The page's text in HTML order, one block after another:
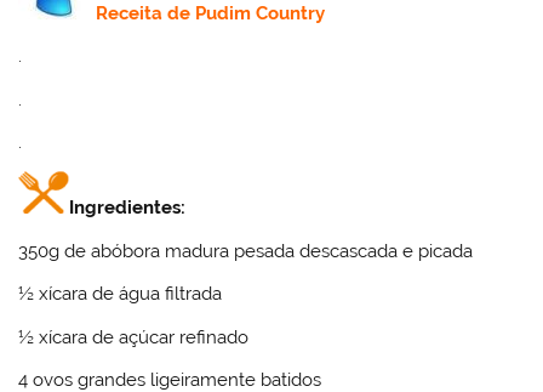
Receitade PudimCountry
.
.
Ingredientes:
350g de abóbora madura pesada descascada e picada
½ xícara de água filtrada
½ xícara de açúcar refinado
4 ovos grandes ligeiramente batidos